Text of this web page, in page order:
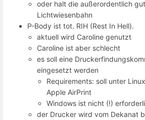
oder halt die außerordentlich
Lichtwiesenbahn
P-Body ist tot. RIH (Rest In Hell).
aktuell wird Caroline genutzt
Caroline ist aber schlecht
es soll eine
eingesetzt werden
Requirements: soll unter
Apple AirPrint
Windows ist nicht (!)
der Drucker wird vom Dekanat